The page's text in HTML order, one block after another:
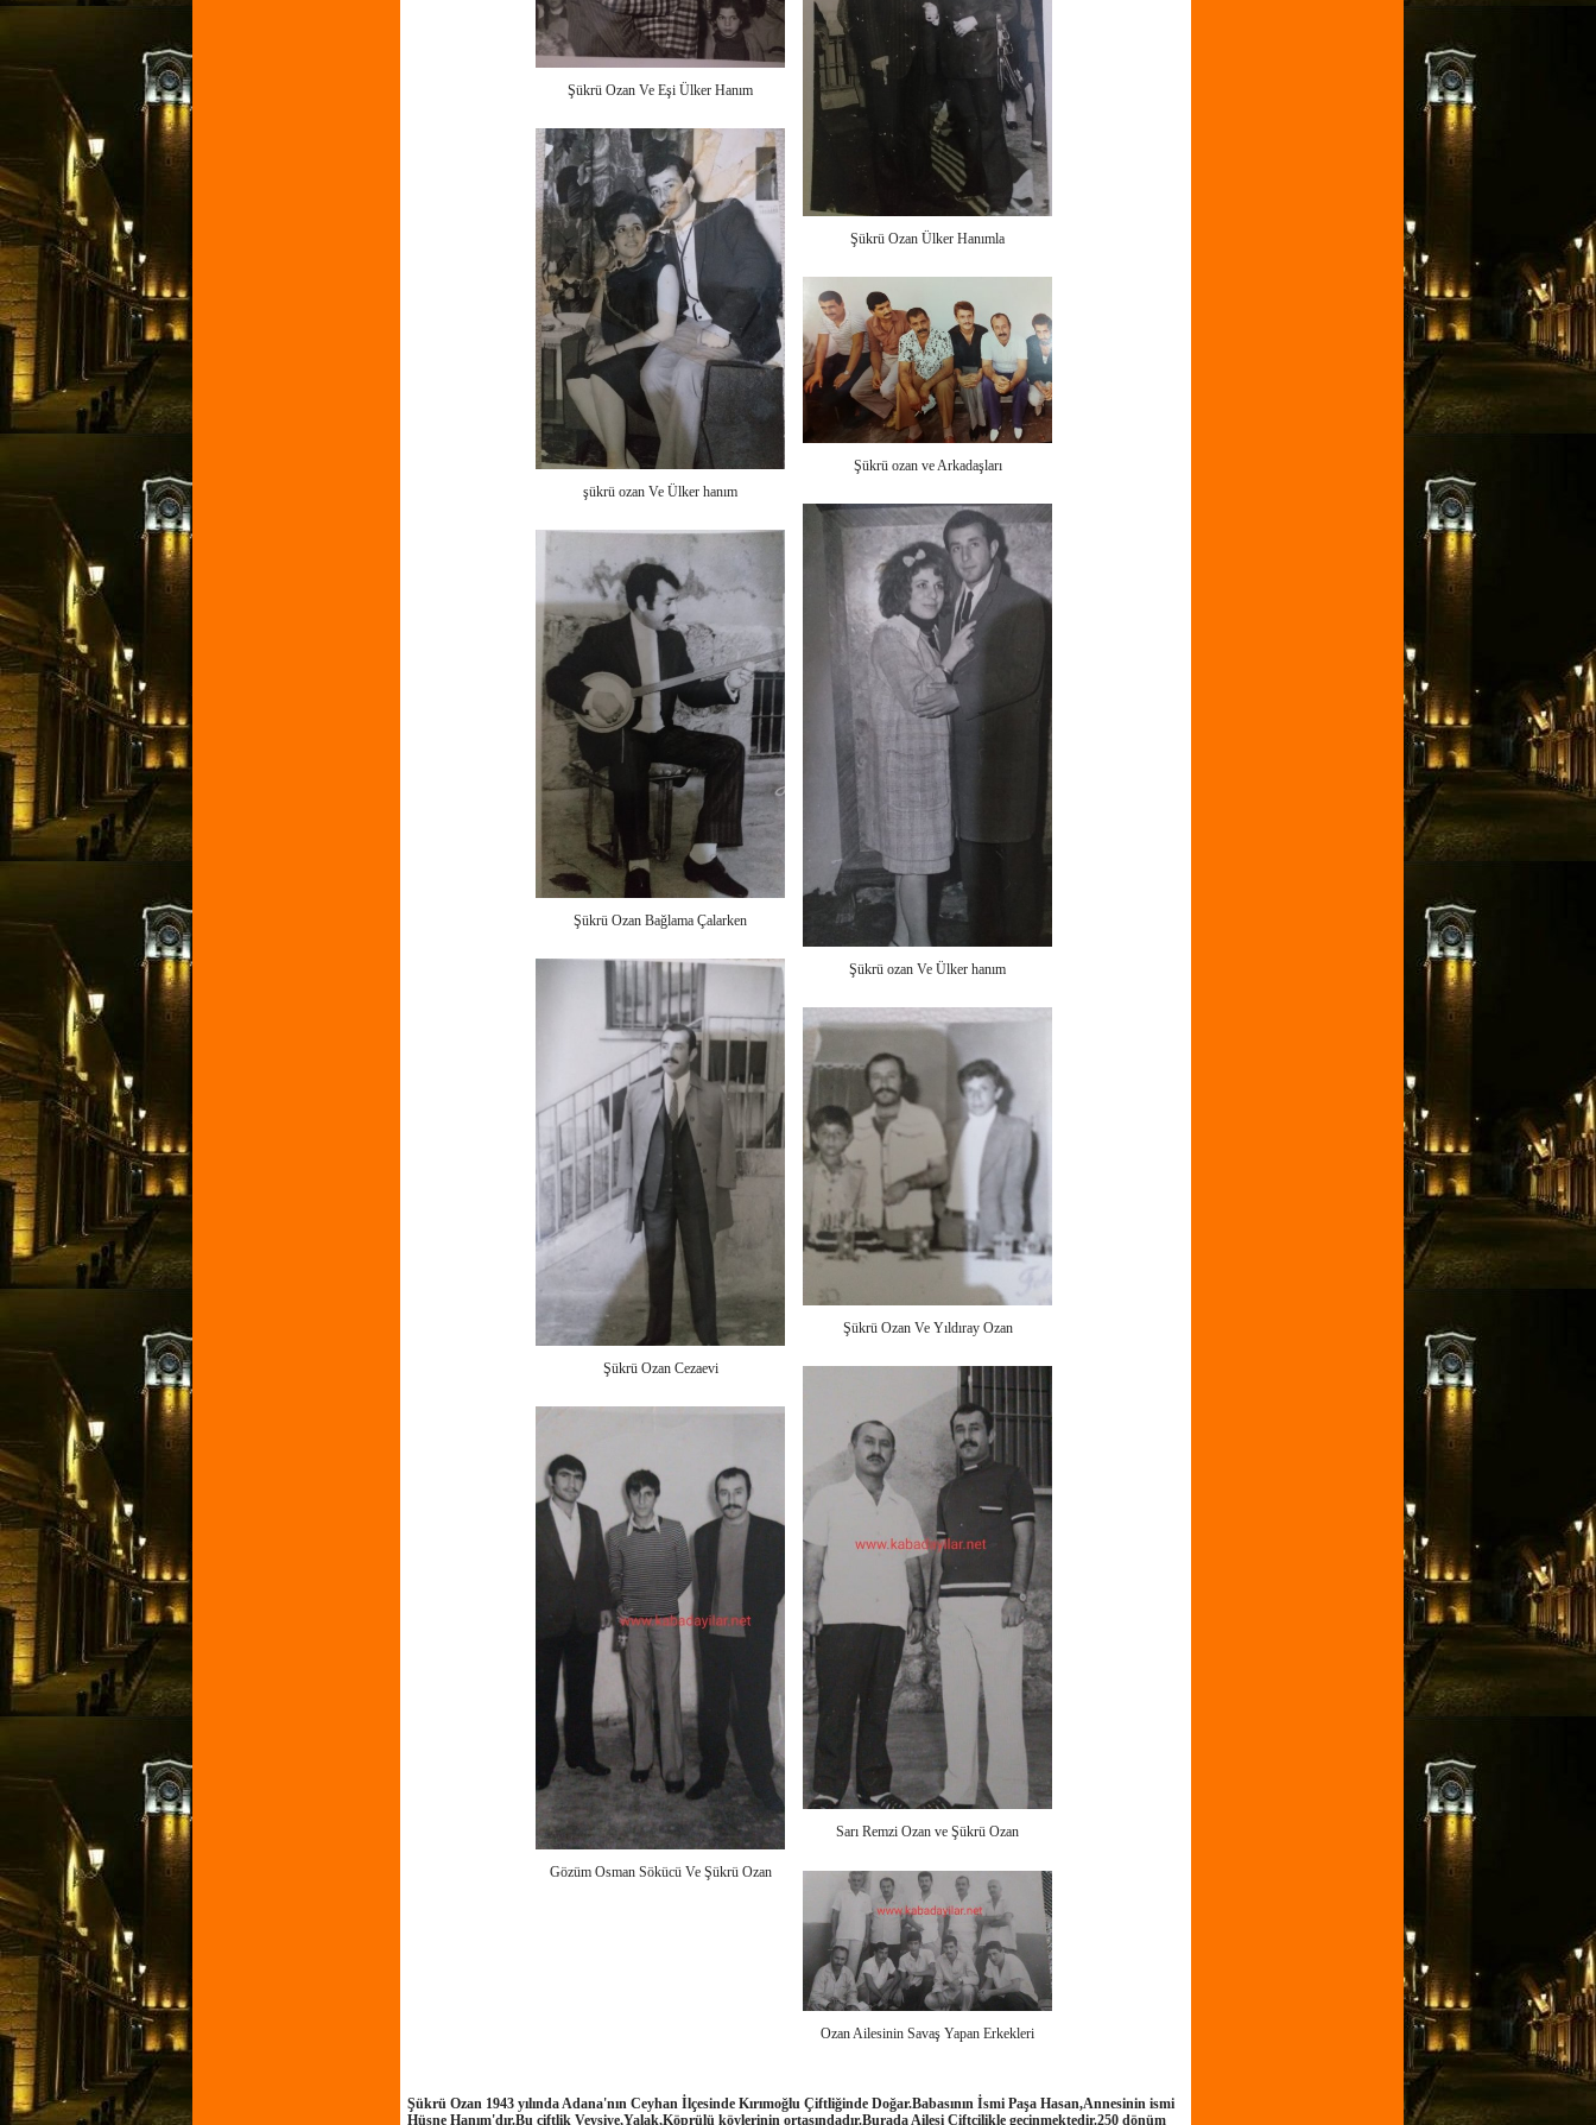
Şükrü Ozan Ülker Hanımla
Şükrü Ozan Ve Eşi Ülker Hanım
şükrü ozan Ve Ülker hanım
Şükrü ozan ve Arkadaşları
Şükrü ozan Ve Ülker hanım
Şükrü Ozan Bağlama Çalarken
Şükrü Ozan Cezaevi
Şükrü Ozan Ve Yıldıray Ozan
Sarı Remzi Ozan ve Şükrü Ozan
Gözüm Osman Sökücü Ve Şükrü Ozan
Ozan Ailesinin Savaş Yapan Erkekleri
Şükrü Ozan 1943 yılında Adana'nın Ceyhan İlçesinde Kırımoğlu Çiftliğinde Doğar.Babasının İsmi Paşa Hasan,Annesinin ismi
Hüsne Hanım'dır.Bu çiftlik Veysiye,Yalak,Köprülü köylerinin ortasındadır.Burada Ailesi Çiftcilikle gecinmektedir.250 dönüm